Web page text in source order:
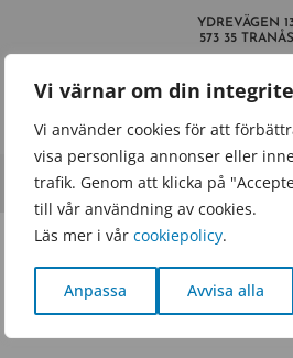
Vi värnar om din
Vi använder cookies för att
visa personliga annonser eller
trafik. Genom att klicka på
till vår användning av cookies.
Läs mer i vår cookiepolicy.
Anpassa Avvisa alla
YDREVÄGEN
573 35 TRANÅS
TEL.0140 – 659
Powered by